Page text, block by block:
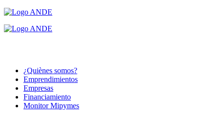
¿Quiènes somos?
Emprendimientos
Empresas
Financiamiento
Monitor Mipymes